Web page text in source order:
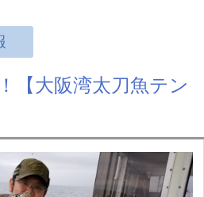
【大阪湾太刀魚テン